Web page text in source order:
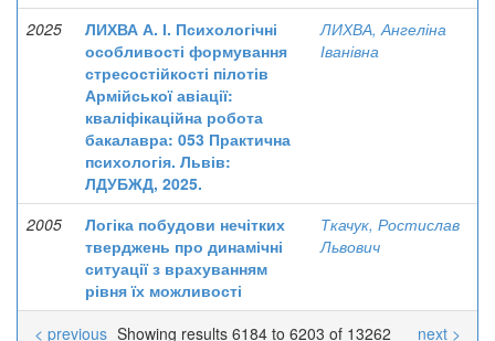
2025
ЛИХВА А. І. Психологічні
особливості формування
стресостійкості пілотів
Армійської авіації:
кваліфікаційна робота
бакалавра: 053 Практична
психологія. Львів:
ЛДУБЖД, 2025.
ЛИХВА, Ангеліна
Іванівна
2005
Логіка побудови нечітких
тверджень про динамічні
ситуації з врахуванням
рівня їх можливості
Ткачук, Ростислав
Львович
Showing results 6184 to 6203 of 13262
< previous next >